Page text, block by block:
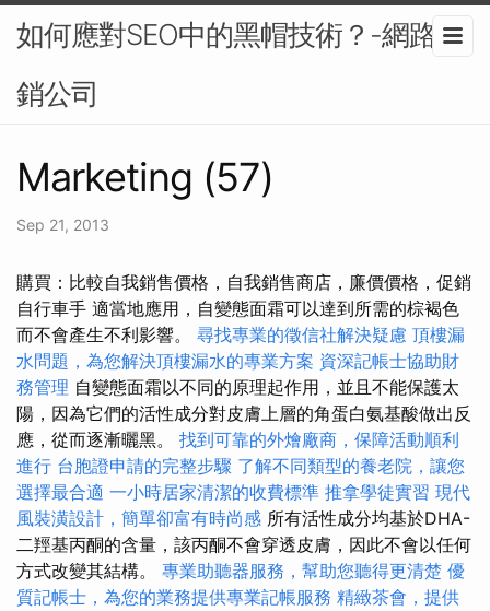
如何應對SEO中的黑帽技術？-網路行
銷公司
Marketing (57)
Sep 21, 2013
購買：比較自我銷售價格，自我銷售商店，廉價價格，促銷
自行車手 適當地應用，自變態面霜可以達到所需的棕褐色
而不會產生不利影響。 尋找專業的徵信社解決疑慮 頂樓漏
水問題，為您解決頂樓漏水的專業方案 資深記帳士協助財
務管理 自變態面霜以不同的原理起作用，並且不能保護太
陽，因為它們的活性成分對皮膚上層的角蛋白氨基酸做出反
應，從而逐漸曬黑。 找到可靠的外燴廠商，保障活動順利
進行 台胞證申請的完整步驟 了解不同類型的養老院，讓您
選擇最合適 一小時居家清潔的收費標準 推拿學徒實習 現代
風裝潢設計，簡單卻富有時尚感 所有活性成分均基於DHA-
二羥基丙酮的含量，該丙酮不會穿透皮膚，因此不會以任何
方式改變其結構。 專業助聽器服務，幫助您聽得更清楚 優
質記帳士，為您的業務提供專業記帳服務 精緻茶會，提供